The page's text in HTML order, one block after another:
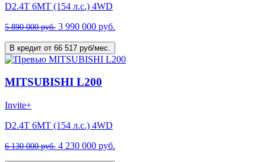
D2.4T 6MT (154 л.с.) 4WD
5 890 000 руб. 3 990 000 руб.
В кредит от 66 517 руб/мес.
MITSUBISHI L200
Invite+
D2.4T 6MT (154 л.с.) 4WD
6 130 000 руб. 4 230 000 руб.